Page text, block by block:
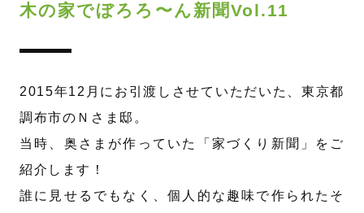
木の家でぼろろ〜ん新聞Vol.11
2015年12月にお引渡しさせていただいた、東京都
調布市のＮさま邸。
当時、奥さまが作っていた「家づくり新聞」をご
紹介します！
誰に見せるでもなく、個人的な趣味で作られたそ